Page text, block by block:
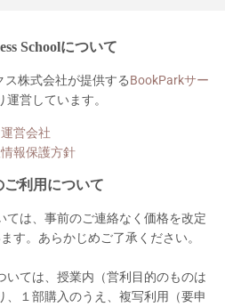
Schoolについて
株式会社が提供するBookParkサー
運営しています。
運営会社
報保護方針
ご利用について
ては、事前のご連絡なく価格を改定
す。あらかじめご了承ください。
いては、授業内（営利目的のものは
、１部購入のうえ、複写利用（要申